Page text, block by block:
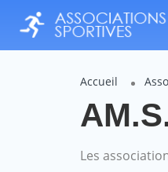
Accueil
Les